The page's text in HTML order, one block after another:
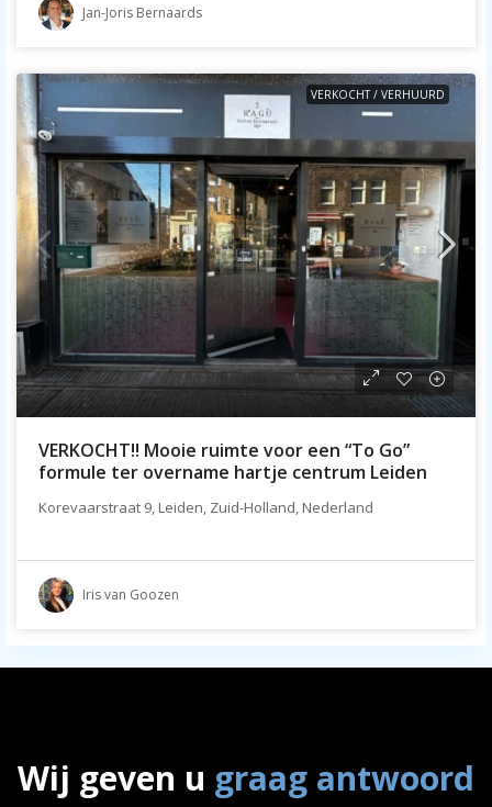
Jan-Joris Bernaards
VERKOCHT / VERHUURD
VERKOCHT!! Mooie ruimte voor een “To Go”
formule ter overname hartje centrum Leiden
Korevaarstraat 9, Leiden, Zuid-Holland, Nederland
Iris van Goozen
Wij geven u graag antwoord